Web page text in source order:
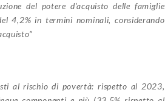
del potere d’acquisto delle famiglie
4,2% in termini nominali, considerando
al rischio di povertà: rispetto al 2023,